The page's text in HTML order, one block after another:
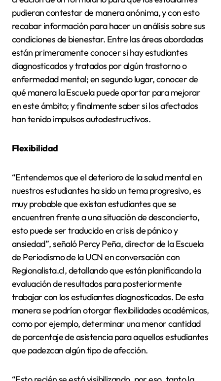
pudieran contestar de manera anónima, y con esto
recabar información para hacer un análisis sobre sus
condiciones de bienestar. Entre las áreas abordadas
están primeramente conocer si hay estudiantes
diagnosticados y tratados por algún trastorno o
enfermedad mental; en segundo lugar, conocer de
qué manera la Escuela puede aportar para mejorar
en este ámbito; y finalmente saber si los afectados
han tenido impulsos autodestructivos.
Flexibilidad
“Entendemos que el deterioro de la salud mental en
nuestros estudiantes ha sido un tema progresivo, es
muy probable que existan estudiantes que se
encuentren frente a una situación de desconcierto,
esto puede ser traducido en crisis de pánico y
ansiedad”, señaló Percy Peña, director de la Escuela
de Periodismo de la UCN en conversación con
Regionalista.cl, detallando que están planificando la
evaluación de resultados para posteriormente
trabajar con los estudiantes diagnosticados. De esta
manera se podrían otorgar flexibilidades académicas,
como por ejemplo, determinar una menor cantidad
de porcentaje de asistencia para aquellos estudiantes
que padezcan algún tipo de afección.